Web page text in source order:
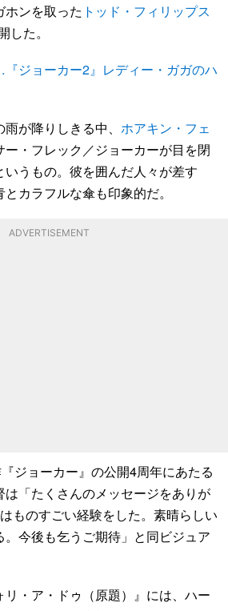
ホンを取った トッド・フィリップス
した。
『ジョーカー2』レディー・ガガのハ
が降りしきる中、 ホアキン・フェ
ー・フレック／ジョーカーが目を閉
いうもの。彼を囲んだ人々が差す
カラフルな傘も印象的だ。
ADVERTISEMENT
ジョーカー』の公開4周年にあたる
は「たくさんのメッセージをありが
ものすごい経験をした。素晴らしい
今後も乞うご期待」と同ビジュア
・ア・ドゥ（原題）』には、ハー